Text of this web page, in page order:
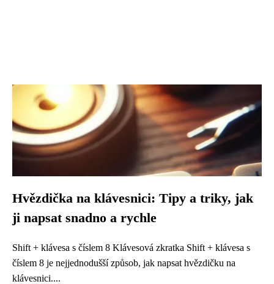
Hvězdička na klávesnici: Tipy a triky, jak
ji napsat snadno a rychle
Shift + klávesa s číslem 8 Klávesová zkratka Shift + klávesa s
číslem 8 je nejjednodušší způsob, jak napsat hvězdičku na
klávesnici....